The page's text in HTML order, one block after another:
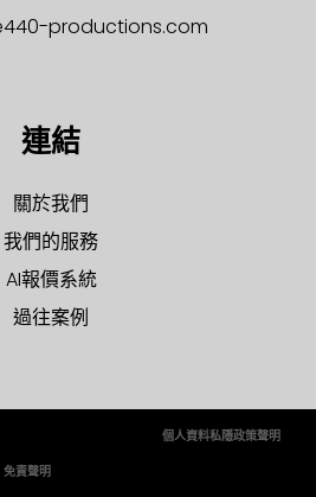
productions.com
連結
關於我們
我們的服務
AI報價系統
過往案例
個人資料私隱政策聲明
免責聲明